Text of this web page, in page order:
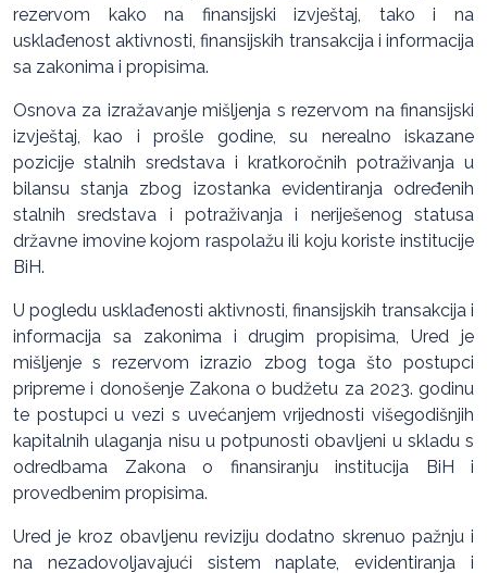
rezervom kako na finansijski izvještaj, tako i na
usklađenost aktivnosti, finansijskih transakcija i informacija
sa zakonima i propisima.
Osnova za izražavanje mišljenja s rezervom na finansijski
izvještaj, kao i prošle godine, su nerealno iskazane
pozicije stalnih sredstava i kratkoročnih potraživanja u
bilansu stanja zbog izostanka evidentiranja određenih
stalnih sredstava i potraživanja i neriješenog statusa
državne imovine kojom raspolažu ili koju koriste institucije
BiH.
U pogledu usklađenosti aktivnosti, finansijskih transakcija i
informacija sa zakonima i drugim propisima, Ured je
mišljenje s rezervom izrazio zbog toga što postupci
pripreme i donošenje Zakona o budžetu za 2023. godinu
te postupci u vezi s uvećanjem vrijednosti višegodišnjih
kapitalnih ulaganja nisu u potpunosti obavljeni u skladu s
odredbama Zakona o finansiranju institucija BiH i
provedbenim propisima.
Ured je kroz obavljenu reviziju dodatno skrenuo pažnju i
na nezadovoljavajući sistem naplate, evidentiranja i